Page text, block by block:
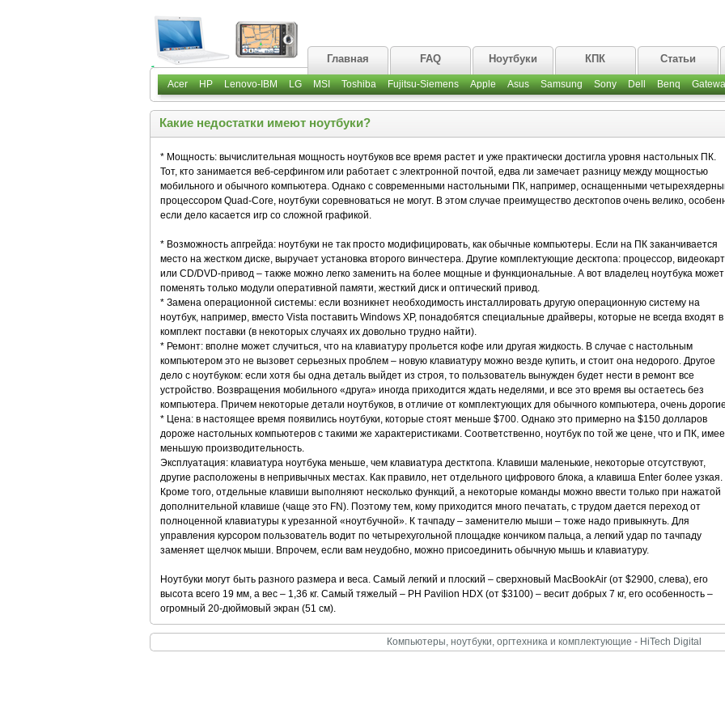
Главная FAQ Ноутбуки КПК Статьи
Acer HP Lenovo-IBM LG MSI Toshiba Fujitsu-Siemens Apple Asus Samsung Sony Dell Benq
Какие недостатки имеют ноутбуки?
* Мощность: вычислительная мощность ноутбуков все время растет и уже практически достигла уровня настольных ПК.
Тот, кто занимается веб-серфингом или работает с электронной почтой, едва ли замечает разницу между мощностью
мобильного и обычного компьютера. Однако с современными настольными ПК, например, оснащенными
процессором Quad-Core, ноутбуки соревноваться не могут. В этом случае преимущество десктопов очень велико,
если дело касается игр со сложной графикой.
* Возможность апгрейда: ноутбуки не так просто модифицировать, как обычные компьютеры. Если на ПК заканчивается
место на жестком диске, выручает установка второго винчестера. Другие комплектующие десктопа: процессор,
или CD/DVD-привод – также можно легко заменить на более мощные и функциональные. А вот владелец ноутбука может
поменять только модули оперативной памяти, жесткий диск и оптический привод.
* Замена операционной системы: если возникнет необходимость инсталлировать другую операционную систему на
ноутбук, например, вместо Vista поставить Windows XP, понадобятся специальные драйверы, которые не всегда входят в
комплект поставки (в некоторых случаях их довольно трудно найти).
* Ремонт: вполне может случиться, что на клавиатуру прольется кофе или другая жидкость. В случае с настольным
компьютером это не вызовет серьезных проблем – новую клавиатуру можно везде купить, и стоит она недорого. Другое
дело с ноутбуком: если хотя бы одна деталь выйдет из строя, то пользователь вынужден будет нести в ремонт все
устройство. Возвращения мобильного «друга» иногда приходится ждать неделями, и все это время вы остаетесь без
компьютера. Причем некоторые детали ноутбуков, в отличие от комплектующих для обычного компьютера, очень
* Цена: в настоящее время появились ноутбуки, которые стоят меньше $700. Однако это примерно на $150 долларов
дороже настольных компьютеров с такими же характеристиками. Соответственно, ноутбук по той же цене, что и ПК,
меньшую производительность.
Эксплуатация: клавиатура ноутбука меньше, чем клавиатура дестктопа. Клавиши маленькие, некоторые отсутствуют,
другие расположены в непривычных местах. Как правило, нет отдельного цифрового блока, а клавиша Enter более узкая.
Кроме того, отдельные клавиши выполняют несколько функций, а некоторые команды можно ввести только при нажатой
дополнительной клавише (чаще это FN). Поэтому тем, кому приходится много печатать, с трудом дается переход от
полноценной клавиатуры к урезанной «ноутбучной». К тачпаду – заменителю мыши – тоже надо привыкнуть. Для
управления курсором пользователь водит по четырехугольной площадке кончиком пальца, а легкий удар по тачпаду
заменяет щелчок мыши. Впрочем, если вам неудобно, можно присоединить обычную мышь и клавиатуру.
Ноутбуки могут быть разного размера и веса. Самый легкий и плоский – сверхновый MacBookAir (от $2900, слева), его
высота всего 19 мм, а вес – 1,36 кг. Самый тяжелый – PH Pavilion HDX (от $3100) – весит добрых 7 кг, его особенность –
огромный 20-дюймовый экран (51 см).
Компьютеры, ноутбуки, оргтехника и комплектующие - HiTech Digital